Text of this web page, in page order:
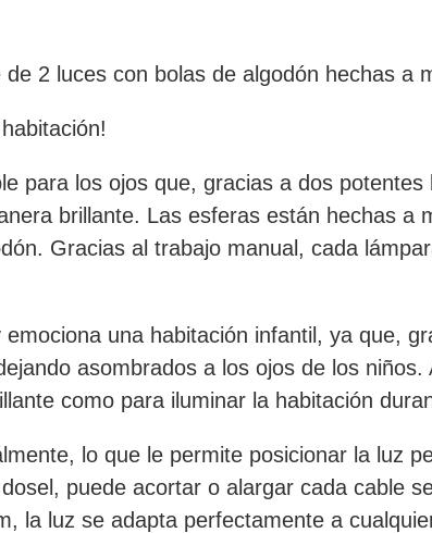
2 luces con bolas de algodón hechas a
para los ojos que, gracias a dos
brillante. Las esferas están hechas a
Gracias al trabajo manual, cada
una habitación infantil, ya que,
asombrados a los ojos de los
como para iluminar la habitación
lo que le permite posicionar la luz
puede acortar o alargar cada cable
la luz se adapta perfectamente a